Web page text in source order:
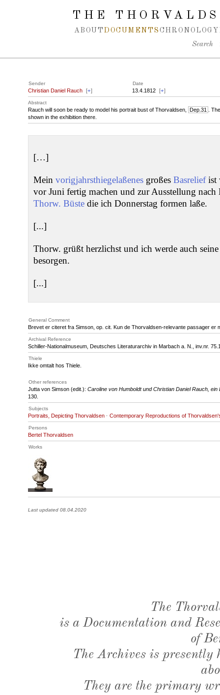
Spring navigation over
THE
ABOUT DOCUMENTS CHRONOLOGY
Search
Sender Date
Christian Daniel Rauch [+] 13.4.1812 [+]
Abstract
Rauch will soon be ready to model his portrait bust of Thorvaldsen, Dep.31
.
shown in the exhibition there.
[…]
Mein vorigjahrsthiegelaßenes großes Basreliefist
vor Juni fertig machen und zur Ausstellung nach
Thorw. Büste die ich Donnerstag formen laße.
[...]
Thorw. grüßt herzlichst und ich werde auch
besorgen.
[...]
General Comment
Brevet er citeret fra Simson, op. cit. Kun de Thorvaldsen-relevante passager er
Archival Reference
Schiller-Nationalmuseum, Deutsches Literaturarchiv in Marbach a. N., inv.nr.
Thiele
Ikke omtalt hos Thiele.
Other references
Jutta von Simson (edit.): Caroline von Humboldt und Christian Daniel Rauch, ein
130.
Subjects
Portraits, Depicting Thorvaldsen · Contemporary Reproductions of
Persons
Bertel Thorvaldsen
Works
Last updated 08.04.2020
The
is a Documentation and
of
The Archives is presently
They are the primary